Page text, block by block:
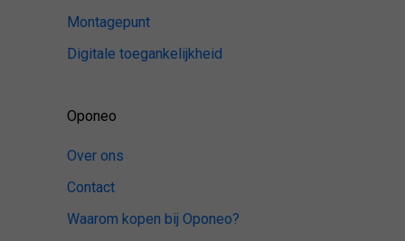
Montagepunt
Digitale toegankelijkheid
Oponeo
Over ons
Contact
Waarom kopen bij Oponeo?